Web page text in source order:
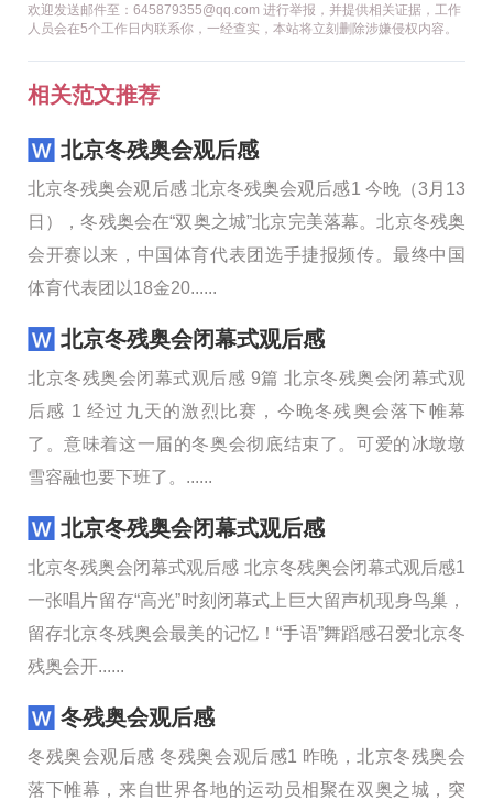
欢迎发送邮件至：645879355@qq.com 进行举报，并提供相关证据，工作
人员会在5个工作日内联系你，一经查实，本站将立刻删除涉嫌侵权内容。
相关范文推荐
北京冬残奥会观后感
北京冬残奥会观后感 北京冬残奥会观后感1 今晚（3月13
日），冬残奥会在“双奥之城”北京完美落幕。北京冬残奥
会开赛以来，中国体育代表团选手捷报频传。最终中国
体育代表团以18金20......
北京冬残奥会闭幕式观后感
北京冬残奥会闭幕式观后感 9篇 北京冬残奥会闭幕式观
后感 1 经过九天的激烈比赛，今晚冬残奥会落下帷幕
了。意味着这一届的冬奥会彻底结束了。可爱的冰墩墩
雪容融也要下班了。......
北京冬残奥会闭幕式观后感
北京冬残奥会闭幕式观后感 北京冬残奥会闭幕式观后感1
一张唱片留存“高光”时刻闭幕式上巨大留声机现身鸟巢，
留存北京冬残奥会最美的记忆！“手语”舞蹈感召爱北京冬
残奥会开......
冬残奥会观后感
冬残奥会观后感 冬残奥会观后感1 昨晚，北京冬残奥会
落下帷幕，来自世界各地的运动员相聚在双奥之城，突